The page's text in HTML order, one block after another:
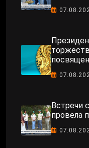
Встречи
провела